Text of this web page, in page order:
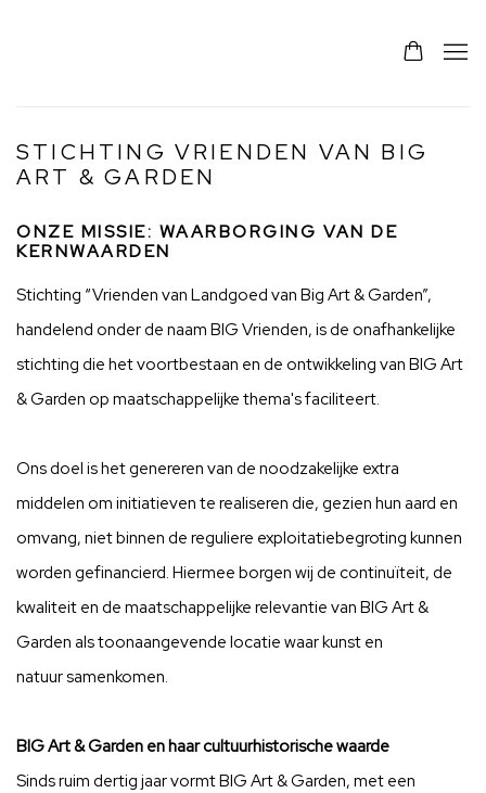
STICHTING VRIENDEN VAN BIG
ART & GARDEN
ONZE MISSIE: WAARBORGING VAN DE
KERNWAARDEN
Stichting “Vrienden van Landgoed van Big Art & Garden”,
handelend onder de naam BIG Vrienden, is de onafhankelijke
stichting die het voortbestaan en de ontwikkeling van BIG Art
& Garden op maatschappelijke thema's faciliteert.
Ons doel is het genereren van de noodzakelijke extra
middelen om initiatieven te realiseren die, gezien hun aard en
omvang, niet binnen de reguliere exploitatiebegroting kunnen
worden gefinancierd. Hiermee borgen wij de continuïteit, de
kwaliteit en de maatschappelijke relevantie van BIG Art &
Garden als toonaangevende locatie waar kunst en
natuur samenkomen.
BIG Art & Garden en haar cultuurhistorische waarde
Sinds ruim dertig jaar vormt BIG Art & Garden, met een